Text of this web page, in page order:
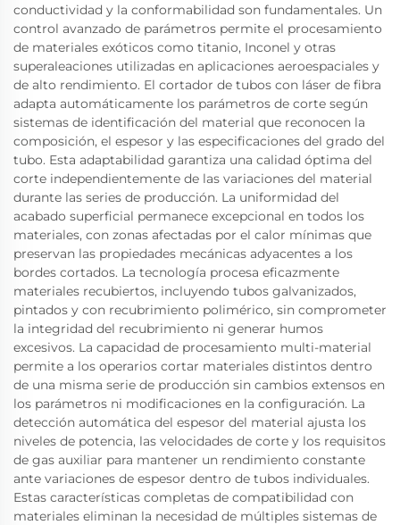
conductividad y la conformabilidad son fundamentales. Un
control avanzado de parámetros permite el procesamiento
de materiales exóticos como titanio, Inconel y otras
superaleaciones utilizadas en aplicaciones aeroespaciales y
de alto rendimiento. El cortador de tubos con láser de fibra
adapta automáticamente los parámetros de corte según
sistemas de identificación del material que reconocen la
composición, el espesor y las especificaciones del grado del
tubo. Esta adaptabilidad garantiza una calidad óptima del
corte independientemente de las variaciones del material
durante las series de producción. La uniformidad del
acabado superficial permanece excepcional en todos los
materiales, con zonas afectadas por el calor mínimas que
preservan las propiedades mecánicas adyacentes a los
bordes cortados. La tecnología procesa eficazmente
materiales recubiertos, incluyendo tubos galvanizados,
pintados y con recubrimiento polimérico, sin comprometer
la integridad del recubrimiento ni generar humos
excesivos. La capacidad de procesamiento multi-material
permite a los operarios cortar materiales distintos dentro
de una misma serie de producción sin cambios extensos en
los parámetros ni modificaciones en la configuración. La
detección automática del espesor del material ajusta los
niveles de potencia, las velocidades de corte y los requisitos
de gas auxiliar para mantener un rendimiento constante
ante variaciones de espesor dentro de tubos individuales.
Estas características completas de compatibilidad con
materiales eliminan la necesidad de múltiples sistemas de